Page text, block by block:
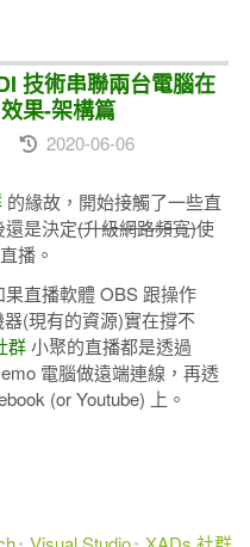
技術串聯兩台電腦在
果-架構篇
2020-06-06
的緣故，開始接觸了一些直
是決定(升級網路頻寬)使
播。
直播軟體 OBS 跟操作
(現有的資源)實在撐不
群小聚的直播都是透過
電腦做遠端連線，再透
(or Youtube) 上。